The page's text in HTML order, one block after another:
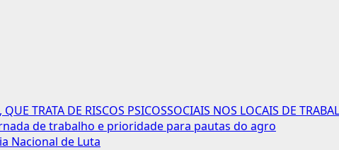
TRATA DE RISCOS PSICOSSOCIAIS NOS LOCAIS DE
de trabalho e prioridade para pautas do agro
Nacional de Luta